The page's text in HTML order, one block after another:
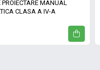
PROIECTARE MANUAL
CLASA A IV-A